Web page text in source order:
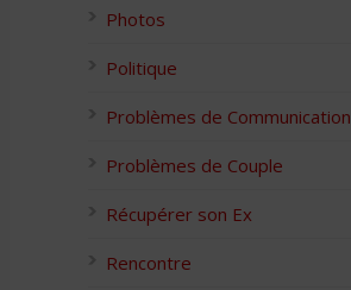
Photos
Politique
Problèmes de Communication
Problèmes de Couple
Récupérer son Ex
Rencontre